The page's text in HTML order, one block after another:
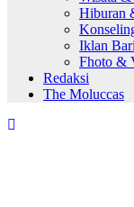
Hiburan
Iklan
Fhoto &
Redaksi
The Moluccas